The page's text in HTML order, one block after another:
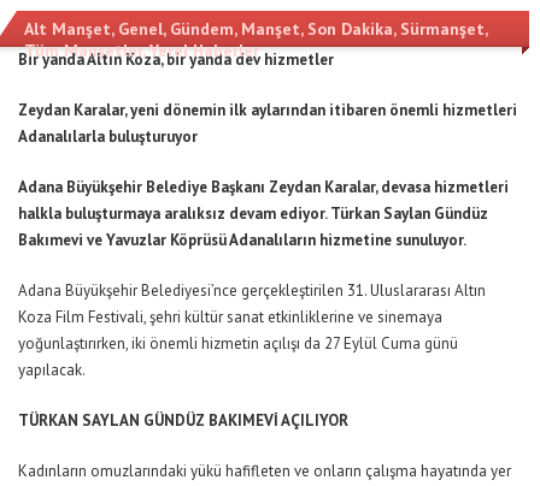
Alt Manşet, Genel, Gündem, Manşet, Son Dakika, Sürmanşet,
Tüm Manşetler,Yerel Haberler
Bir yanda Altın Koza, bir yanda dev hizmetler
Zeydan Karalar, yeni dönemin ilk aylarından itibaren önemli hizmetleri
Adanalılarla buluşturuyor
Adana Büyükşehir Belediye Başkanı Zeydan Karalar, devasa hizmetleri
halkla buluşturmaya aralıksız devam ediyor. Türkan Saylan Gündüz
Bakımevi ve Yavuzlar Köprüsü Adanalıların hizmetine sunuluyor.
Adana Büyükşehir Belediyesi’nce gerçekleştirilen 31. Uluslararası Altın
Koza Film Festivali, şehri kültür sanat etkinliklerine ve sinemaya
yoğunlaştırırken, iki önemli hizmetin açılışı da 27 Eylül Cuma günü
yapılacak.
TÜRKAN SAYLAN GÜNDÜZ BAKIMEVİ AÇILIYOR
Kadınların omuzlarındaki yükü hafifleten ve onların çalışma hayatında yer